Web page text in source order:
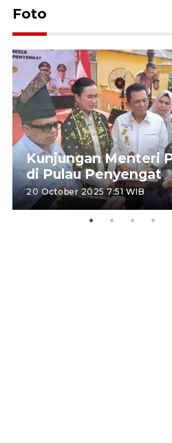
Foto
Kunjungan Menteri
di Pulau Penyengat
20 October 2025 7:51 WIB